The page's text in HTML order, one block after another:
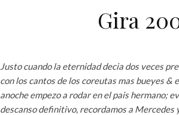
Gira
Justo cuando la eternidad decia dos veces
con los cantos de los coreutas mas bueyes &
anoche empezo a rodar en el pais hermano;
descanso definitivo, recordamos a Mercedes